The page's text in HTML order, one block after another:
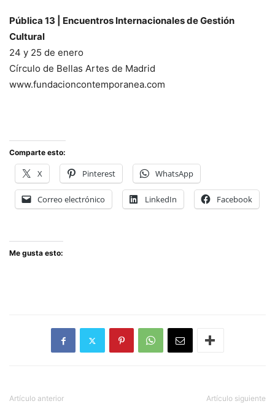
Pública 13 | Encuentros Internacionales de Gestión
Cultural
24 y 25 de enero
Círculo de Bellas Artes de Madrid
www.fundacioncontemporanea.com
Comparte esto:
X Pinterest WhatsApp
Correo electrónico LinkedIn Facebook
Me gusta esto:
Artículo anterior Artículo siguiente